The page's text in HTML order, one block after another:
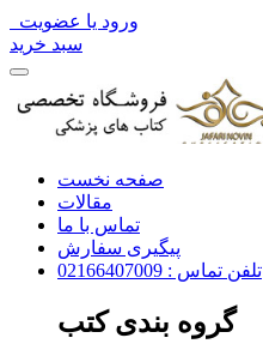
ورود یا عضویت
سبد خرید
صفحه نخست
مقالات
تماس با ما
پیگیری سفارش
تلفن تماس : 02166407009
گروه بندی کتب